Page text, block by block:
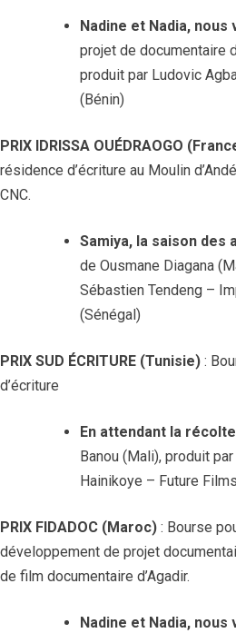
Nadine et Nadia,
projet de documentaire
produit par Ludovic
(Bénin)
PRIX IDRISSA OUÉDRAOGO
résidence d’écriture au Moulin
CNC.
Samiya, la saison des
de Ousmane Diagana
Sébastien Tendeng –
(Sénégal)
PRIX SUD ÉCRITURE (Tunisie) :
d’écriture
En attendant la récolte
Banou (Mali), produit
Hainikoye – Future
PRIX FIDADOC (Maroc) : Bourse
développement de projet
de film documentaire d’Agadir.
Nadine et Nadia,